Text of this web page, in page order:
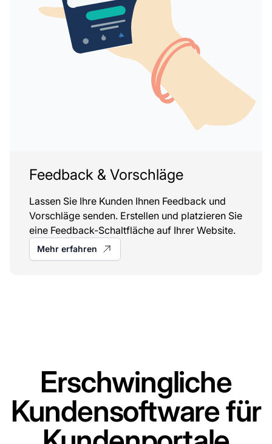
Feedback & Vorschläge
Lassen Sie Ihre Kunden Ihnen Feedback und
Vorschläge senden. Erstellen und platzieren Sie
eine Feedback-Schaltfläche auf Ihrer Website.
Mehr erfahren
Erschwingliche
Kundensoftware für